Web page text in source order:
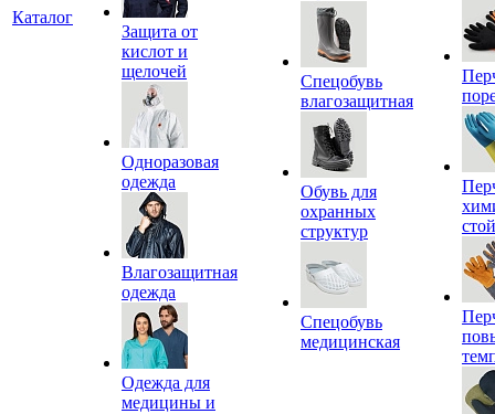
Каталог
Защита от
кислот и
щелочей
Одноразовая
одежда
Влагозащитная
одежда
Одежда для
медицины и
Спецобувь
влагозащитная
Обувь для
охранных
структур
Спецобувь
медицинская